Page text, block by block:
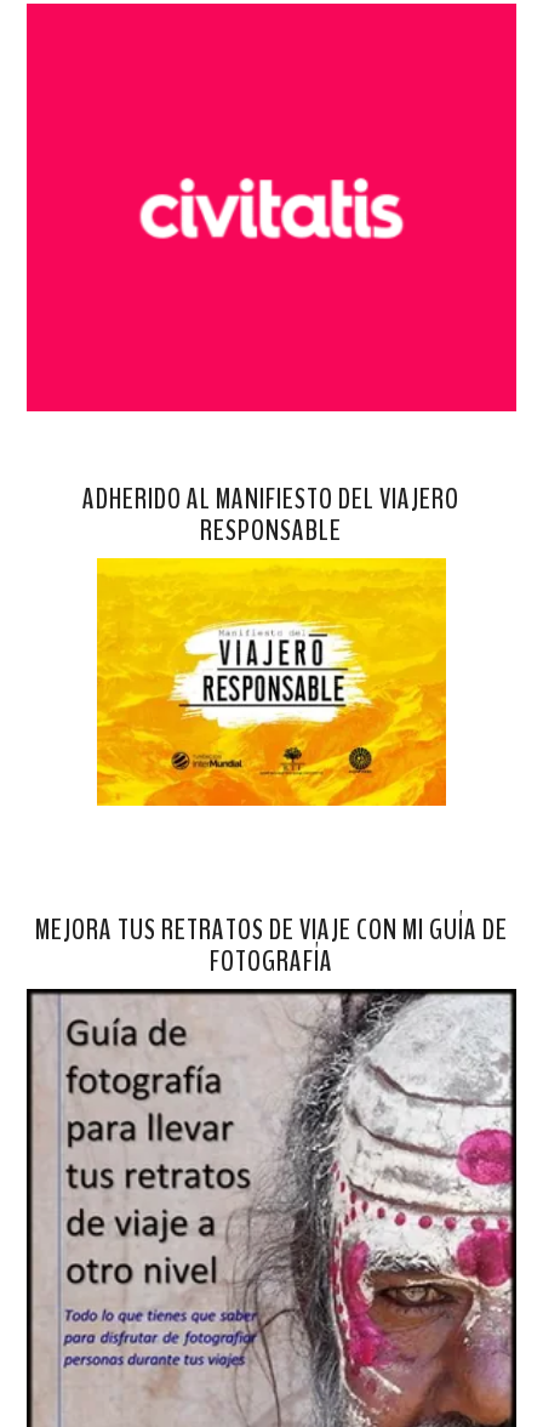
ADHERIDO AL MANIFIESTO DEL VIAJERO
RESPONSABLE
MEJORA TUS RETRATOS DE VIAJE CON MI GUÍA DE
FOTOGRAFÍA